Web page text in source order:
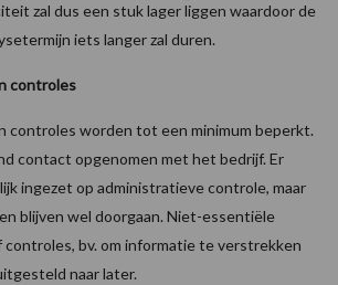
zal dus een stuk lager liggen waardoor de
iets langer zal duren.
controles
controles worden tot een minimum beperkt.
contact opgenomen met het bedrijf. Er
ingezet op administratieve controle, maar
blijven wel doorgaan. Niet-essentiële
bv. om informatie te verstrekken
naar later.